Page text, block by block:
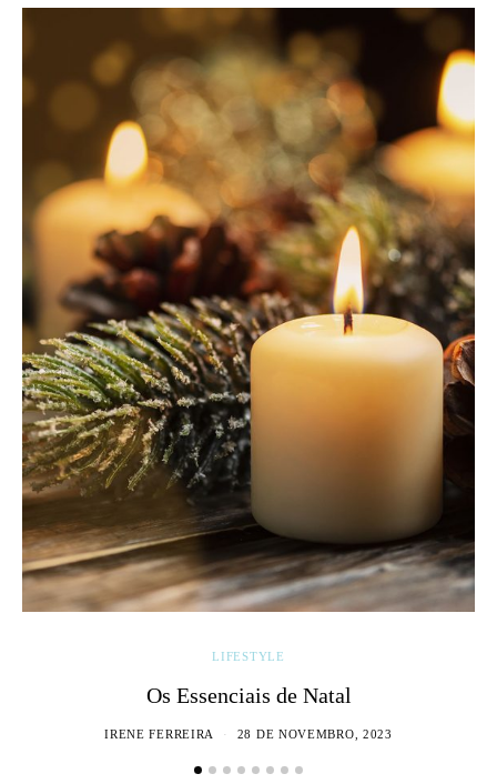
LIFESTYLE
Os Essenciais de Natal
IRENE FERREIRA 28 DE NOVEMBRO, 2023